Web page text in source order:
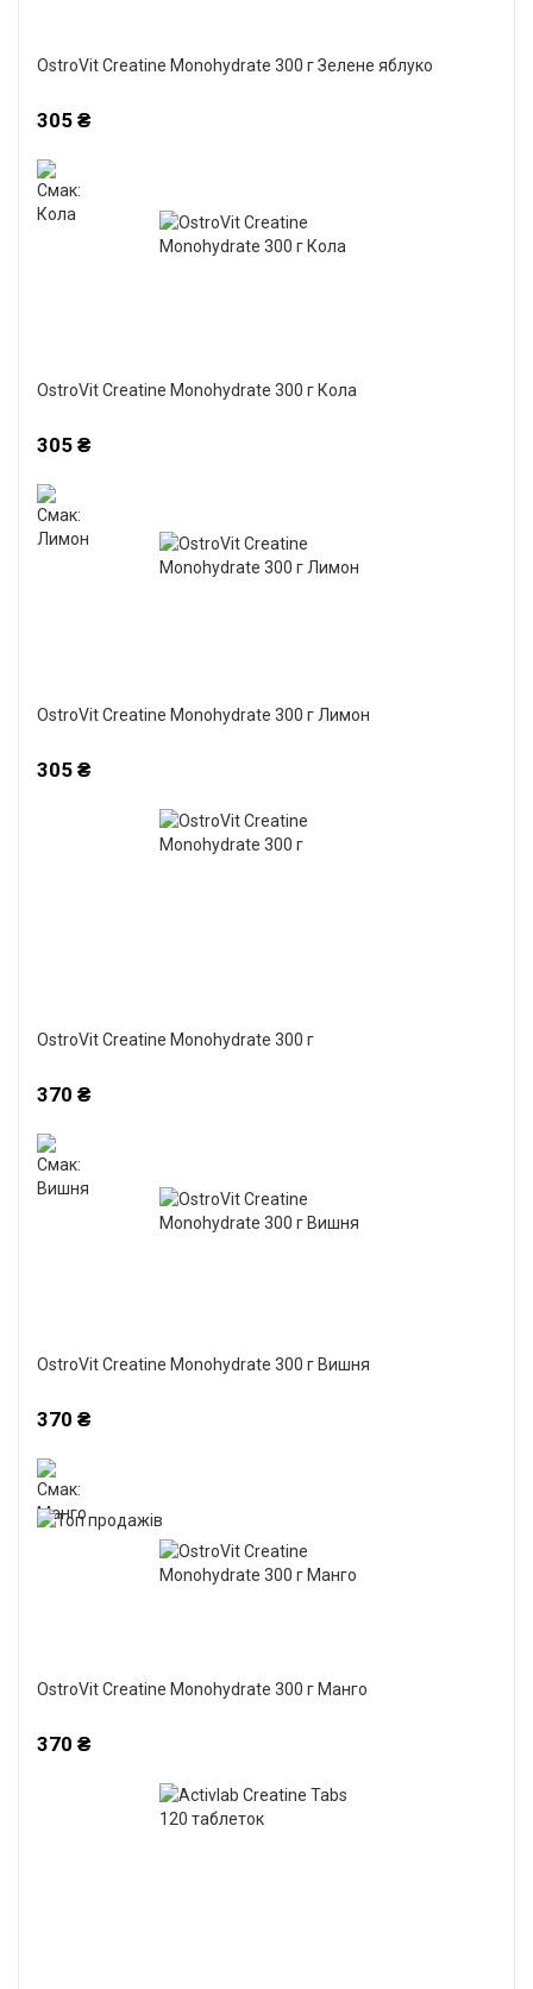
OstroVit Creatine Monohydrate 300 г Зелене яблуко
305 ₴
OstroVit Creatine Monohydrate 300 г Кола
305 ₴
OstroVit Creatine Monohydrate 300 г Лимон
305 ₴
OstroVit Creatine Monohydrate 300 г
370 ₴
OstroVit Creatine Monohydrate 300 г Вишня
370 ₴
OstroVit Creatine Monohydrate 300 г Манго
370 ₴